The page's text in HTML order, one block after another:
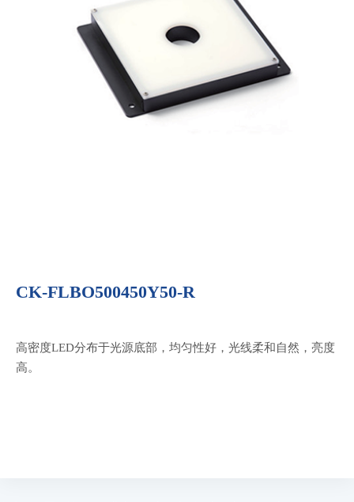
CK-FLBO500450Y50-R
高密度LED分布于光源底部，均匀性好，光线柔和自然，亮度
高。